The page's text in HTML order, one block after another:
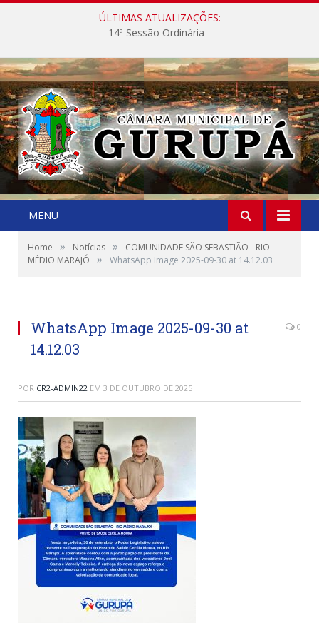
ÚLTIMAS ATUALIZAÇÕES:
14ª Sessão Ordinária
MENU
Home » Notícias »
COMUNIDADE SÃO SEBASTIÃO - RIO
MÉDIO MARAJÓ
» WhatsApp Image 2025-09-30 at 14.12.03
WhatsApp Image 2025-09-30 at
14.12.03
0
POR CR2-ADMIN22 EM 3 DE OUTUBRO DE 2025